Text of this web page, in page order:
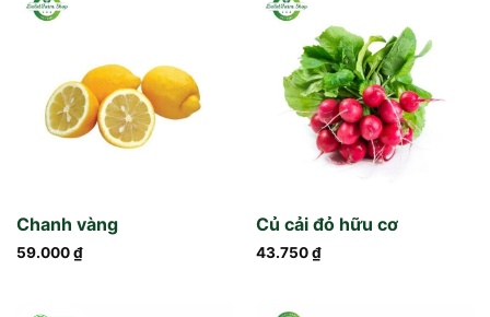
Chanh vàng
59.000₫
Củ cải đỏ hữu cơ
43.750₫